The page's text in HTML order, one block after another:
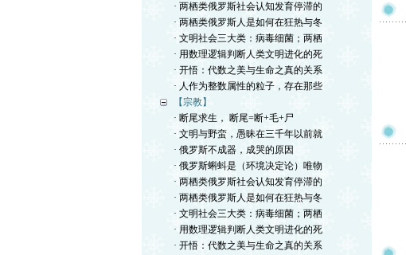
· 两栖类俄罗斯社会认知发育停滞的
· 两栖类俄罗斯人是如何在狂热与冬
· 文明社会三大类：病毒细菌；两栖
· 用数理逻辑判断人类文明进化的死
· 开悟：代数之美与生命之真的关系
· 人作为整数属性的粒子，存在那些
【宗教】
· 断尾求生， 断尾=断+毛+尸
· 文明与野蛮，愚昧在三千年以前就
· 俄罗斯不成器，成哭的原因
· 俄罗斯蝌蚪是（环境决定论）唯物
· 两栖类俄罗斯社会认知发育停滞的
· 两栖类俄罗斯人是如何在狂热与冬
· 文明社会三大类：病毒细菌；两栖
· 用数理逻辑判断人类文明进化的死
· 开悟：代数之美与生命之真的关系